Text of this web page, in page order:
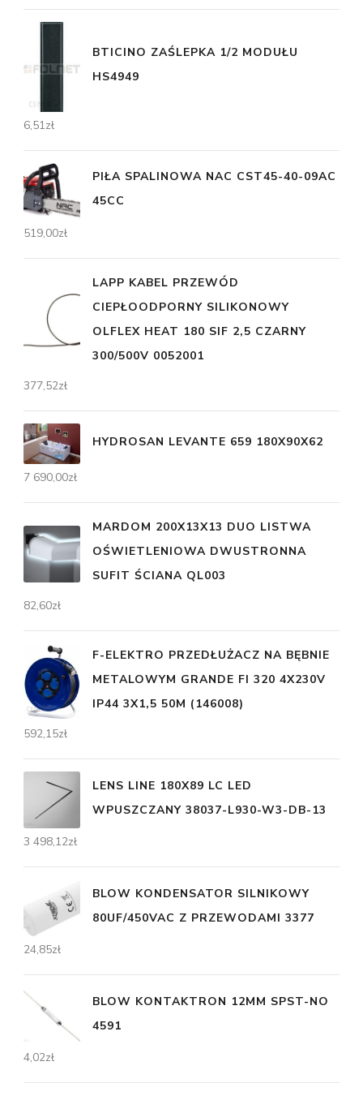
BTICINO ZAŚLEPKA 1/2 MODUŁU
HS4949
6,51zł
PIŁA SPALINOWA NAC CST45-40-09AC
45CC
519,00zł
LAPP KABEL PRZEWÓD
CIEPŁOODPORNY SILIKONOWY
OLFLEX HEAT 180 SIF 2,5 CZARNY
300/500V 0052001
377,52zł
HYDROSAN LEVANTE 659 180X90X62
7 690,00zł
MARDOM 200X13X13 DUO LISTWA
OŚWIETLENIOWA DWUSTRONNA
SUFIT ŚCIANA QL003
82,60zł
F-ELEKTRO PRZEDŁUŻACZ NA BĘBNIE
METALOWYM GRANDE FI 320 4X230V
IP44 3X1,5 50M (146008)
592,15zł
LENS LINE 180X89 LC LED
WPUSZCZANY 38037-L930-W3-DB-13
3 498,12zł
BLOW KONDENSATOR SILNIKOWY
80UF/450VAC Z PRZEWODAMI 3377
24,85zł
BLOW KONTAKTRON 12MM SPST-NO
4591
4,02zł